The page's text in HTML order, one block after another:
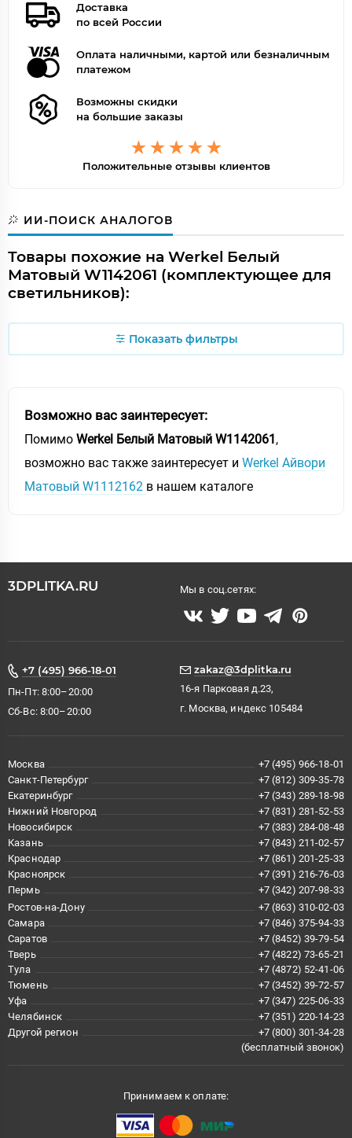
Доставка
по всей России
Оплата наличными, картой или безналичным
платежом
Возможны скидки
на большие заказы
Положительные отзывы клиентов
ИИ-ПОИСК АНАЛОГОВ
Товары похожие на Werkel Белый
Матовый W1142061 (комплектующее для
светильников):
Показать фильтры
Возможно вас заинтересует:
Помимо Werkel Белый Матовый W1142061,
возможно вас также заинтересует и Werkel Айвори
Матовый W1112162 в нашем каталоге
3DPLITKA.RU Мы в соц.сетях:
+7 (495) 966-18-01
Пн-Пт: 8:00–20:00
Сб-Вс: 8:00–20:00
zakaz@3dplitka.ru
16-я Парковая д.23,
г. Москва, индекс 105484
Москва
+7 (495) 966-18-01
Санкт-Петербург
+7 (812) 309-35-78
Екатеринбург
+7 (343) 289-18-98
Нижний Новгород
+7 (831) 281-52-53
Новосибирск
+7 (383) 284-08-48
Казань
+7 (843) 211-02-57
Краснодар
+7 (861) 201-25-33
Красноярск
+7 (391) 216-76-03
Пермь
+7 (342) 207-98-33
Ростов-на-Дону
+7 (863) 310-02-03
Самара
+7 (846) 375-94-33
Саратов
+7 (8452) 39-79-54
Тверь
+7 (4822) 73-65-21
Тула
+7 (4872) 52-41-06
Тюмень
+7 (3452) 39-72-57
Уфа
+7 (347) 225-06-33
Челябинск
+7 (351) 220-14-23
Другой регион
+7 (800) 301-34-28
(бесплатный звонок)
Принимаем к оплате: